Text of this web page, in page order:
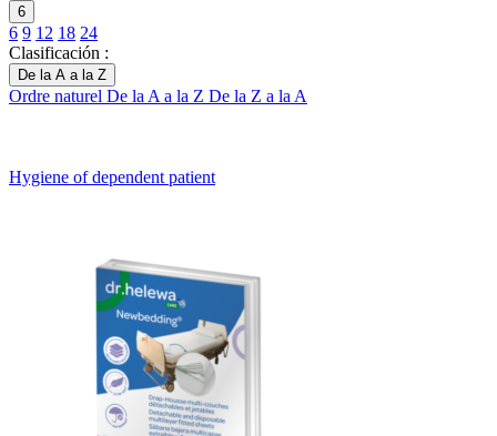
6
6 9 12 18 24
Clasificación :
De la A a la Z
Ordre naturel De la A a la Z De la Z a la A
Hygiene of dependent patient